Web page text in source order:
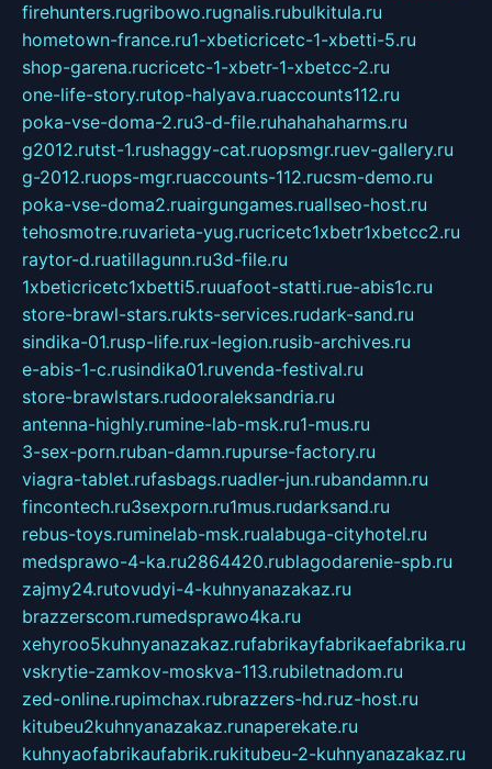
firehunters.rugribowo.rugnalis.rubulkitula.ru
hometown-france.ru1-xbeticricetc-1-xbetti-5.ru
shop-garena.rucricetc-1-xbetr-1-xbetcc-2.ru
one-life-story.rutop-halyava.ruaccounts112.ru
poka-vse-doma-2.ru3-d-file.ruhahahaharms.ru
g2012.rutst-1.rushaggy-cat.ruopsmgr.ruev-gallery.ru
g-2012.ruops-mgr.ruaccounts-112.rucsm-demo.ru
poka-vse-doma2.ruairgungames.ruallseo-host.ru
tehosmotre.ruvarieta-yug.rucricetc1xbetr1xbetcc2.ru
raytor-d.ruatillagunn.ru3d-file.ru
1xbeticricetc1xbetti5.ruuafoot-statti.rue-abis1c.ru
store-brawl-stars.rukts-services.rudark-sand.ru
sindika-01.rusp-life.rux-legion.rusib-archives.ru
e-abis-1-c.rusindika01.ruvenda-festival.ru
store-brawlstars.rudooraleksandria.ru
antenna-highly.rumine-lab-msk.ru1-mus.ru
3-sex-porn.ruban-damn.rupurse-factory.ru
viagra-tablet.rufasbags.ruadler-jun.rubandamn.ru
fincontech.ru3sexporn.ru1mus.rudarksand.ru
rebus-toys.ruminelab-msk.rualabuga-cityhotel.ru
medsprawo-4-ka.ru2864420.rublagodarenie-spb.ru
zajmy24.rutovudyi-4-kuhnyanazakaz.ru
brazzerscom.rumedsprawo4ka.ru
xehyroo5kuhnyanazakaz.rufabrikayfabrikaefabrika.ru
vskrytie-zamkov-moskva-113.rubiletnadom.ru
zed-online.rupimchax.rubrazzers-hd.ruz-host.ru
kitubeu2kuhnyanazakaz.runaperekate.ru
kuhnyaofabrikaufabrik.rukitubeu-2-kuhnyanazakaz.ru